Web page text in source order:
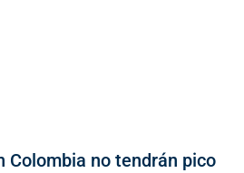
Colombia no tendrán pico